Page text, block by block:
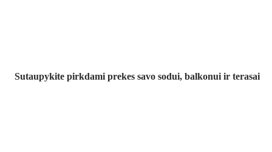
Sutaupykite pirkdami prekes savo sodui, balkonui ir terasai